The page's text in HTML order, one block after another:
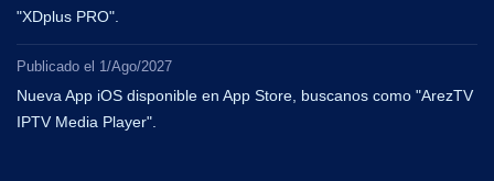
"XDplus PRO".
Publicado el 1/Ago/2027
Nueva App iOS disponible en App Store, buscanos como "ArezTV
IPTV Media Player".